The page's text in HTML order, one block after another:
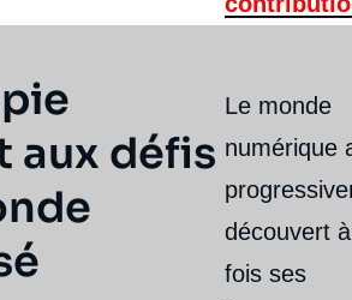
aux défis
Le monde
numérique
découvert
fois ses